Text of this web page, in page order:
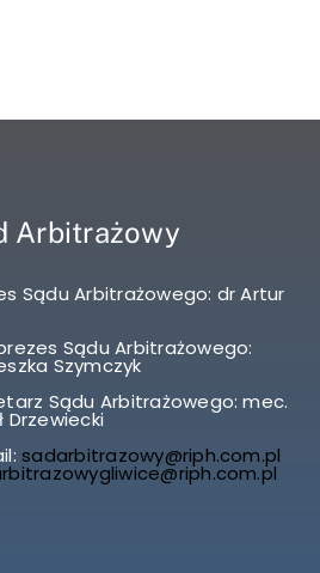
Arbitrażowy
Sądu Arbitrażowego: dr Artur
Sądu Arbitrażowego:
Szymczyk
Sądu Arbitrażowego: mec.
Drzewiecki
sadarbitrazowy@riph.com.pl